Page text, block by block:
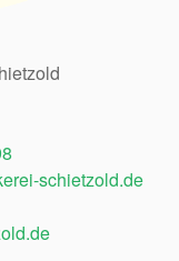
schietzold.de